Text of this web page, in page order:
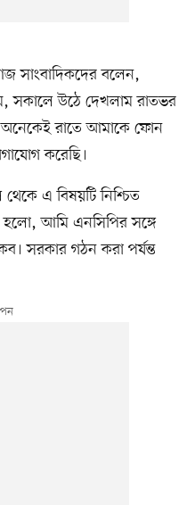
সাংবাদিকদের বলেন,
সকালে উঠে দেখলাম রাতভর
রাতে আমাকে ফোন
করেছি।
এ বিষয়টি নিশ্চিত
আমি এনসিপির সঙ্গে
সরকার গঠন করা পর্যন্ত